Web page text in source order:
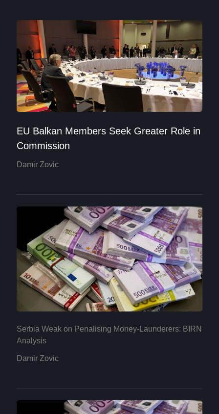
EU Balkan Members Seek Greater Role in
Commission
Damir Zovic
Serbia Weak on Penalising Money-Launderers: BIRN
Analysis
Damir Zovic